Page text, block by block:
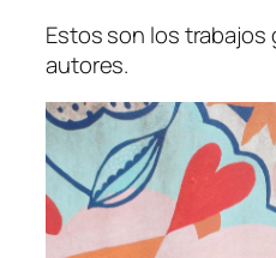
Estos son los trabajos
autores.